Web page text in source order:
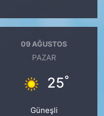
09 AĞUSTOS
PAZAR
25°
Güneşli